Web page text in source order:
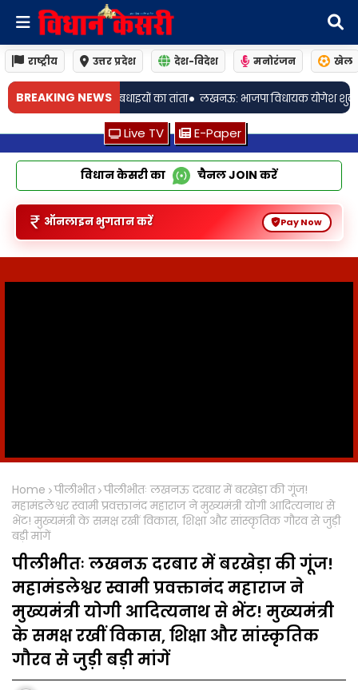
राष्ट्रीय उत्तर प्रदेश देश-विदेश मनोरंजन खेल
BREAKING NEWS
योगेश शुक्ला ने गुरु रविदास जी की जयंती पर कलश वंदना यात्रा में हुए
Live TV E-Paper
विधान केसरी का चैनलJOIN करें
ऑनलाइन भुगतान करें Pay Now
Home पीलीभीत पीलीभीतः लखनऊ दरबार में बरखेड़ा की गूंज!
महामंडलेश्वर स्वामी प्रवक्तानंद महाराज ने मुख्यमंत्री योगी आदित्यनाथ से
भेंट! मुख्यमंत्री के समक्ष रखीं विकास, शिक्षा और सांस्कृतिक गौरव से जुड़ी
बड़ी मांगें
पीलीभीतः लखनऊ दरबार में बरखेड़ा की गूंज!
महामंडलेश्वर स्वामी प्रवक्तानंद महाराज ने
मुख्यमंत्री योगी आदित्यनाथ से भेंट! मुख्यमंत्री
के समक्ष रखीं विकास, शिक्षा और सांस्कृतिक
गौरव से जुड़ी बड़ी मांगें